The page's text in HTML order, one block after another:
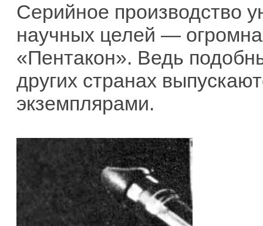
Серийное производство
научных целей —
«Пентакон». Ведь
других странах
экземплярами.